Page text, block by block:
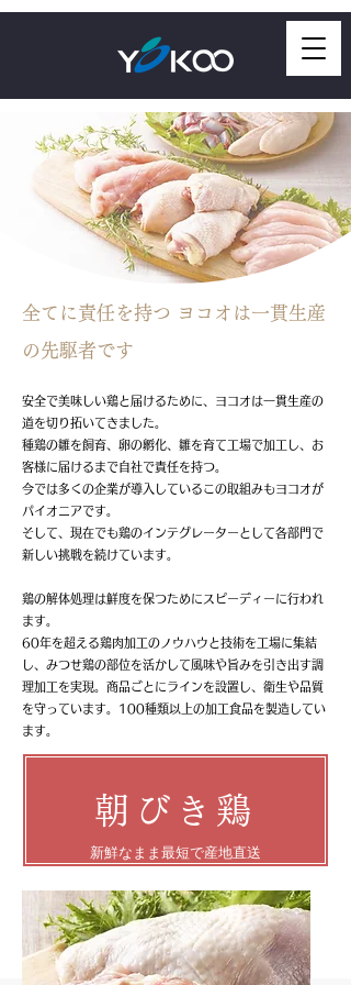
全てに責任を持つ ヨコオは一貫生産
の先駆者です
安全で美味しい鶏と届けるために、ヨコオは一貫生産の
道を切り拓いてきました。
種鶏の雛を飼育、卵の孵化、雛を育て工場で加工し、お
客様に届けるまで自社で責任を持つ。
今では多くの企業が導入しているこの取組みもヨコオが
パイオニアです。
そして、現在でも鶏のインテグレーターとして各部門で
新しい挑戦を続けています。
鶏の解体処理は鮮度を保つためにスピーディーに行われ
ます。
60年を超える鶏肉加工のノウハウと技術を工場に集結
し、みつせ鶏の部位を活かして風味や旨みを引き出す調
理加工を実現。商品ごとにラインを設置し、衛生や品質
を守っています。100種類以上の加工食品を製造してい
ます。
朝びき鶏
新鮮なまま最短で産地直送​